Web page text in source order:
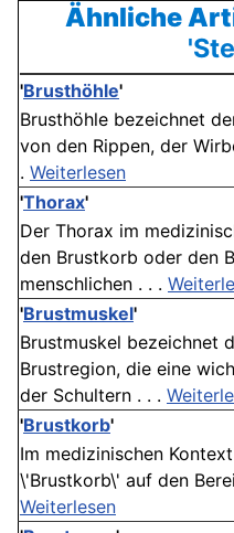
Ähnliche
'Brusthöhle'
Brusthöhle bezeichnet
von den Rippen, der
. Weiterlesen
'Thorax'
Der Thorax im
den Brustkorb oder den
menschlichen . . .
'Brustmuskel'
Brustmuskel bezeichnet
Brustregion, die eine
der Schultern . . .
'Brustkorb'
Im medizinischen
\'Brustkorb\' auf den
Weiterlesen